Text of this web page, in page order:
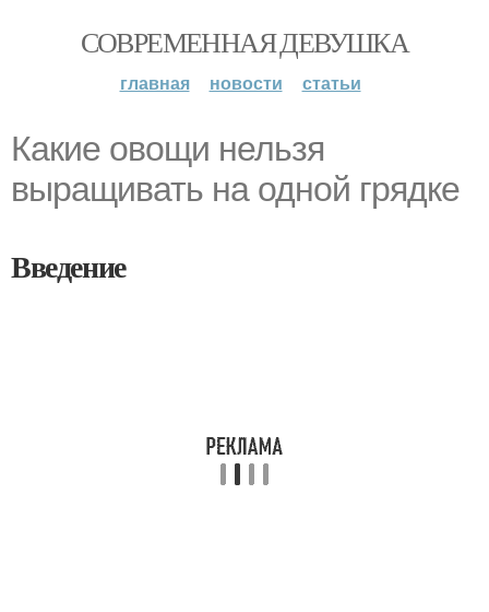
СОВРЕМЕННАЯ ДЕВУШКА
главная новости статьи
Какие овощи нельзя
выращивать на одной грядке
Введение